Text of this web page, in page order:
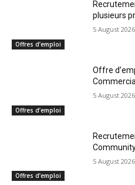
Offres d’emploi
plusieurs
5 August 2026
Offres d’emploi
Offre
5 August 2026
Offres d’emploi
5 August 2026